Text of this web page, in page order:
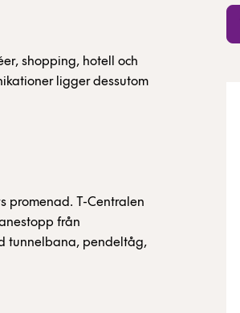
shopping, hotell och
ligger dessutom
promenad. T-Centralen
från
tunnelbana, pendeltåg,